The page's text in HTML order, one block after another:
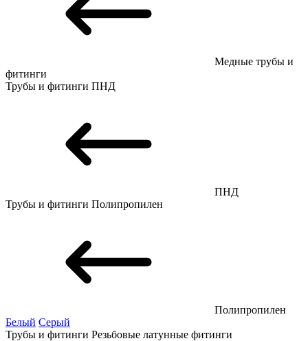
Медные трубы и
фитинги
Трубы и фитинги ПНД
ПНД
Трубы и фитинги Полипропилен
Полипропилен
Белый Серый
Трубы и фитинги Резьбовые латунные фитинги